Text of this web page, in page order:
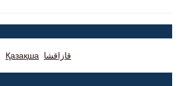
Қазақша قازاقشا